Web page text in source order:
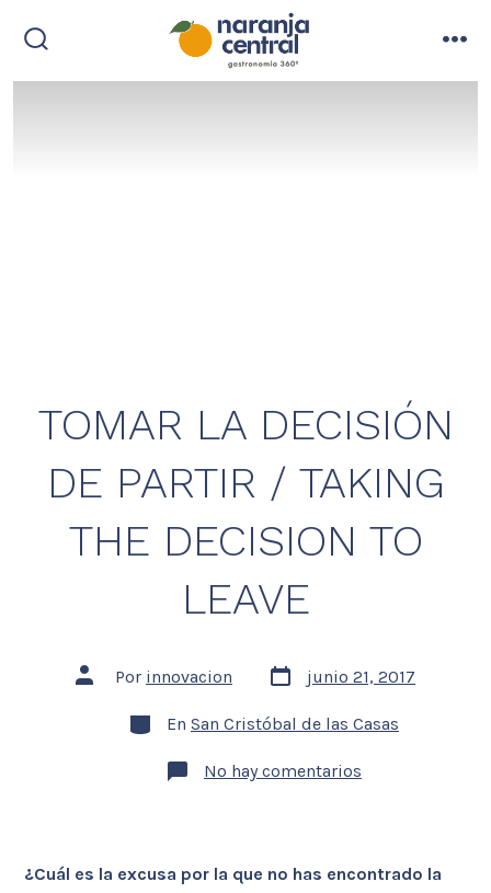
al
la
TOMAR LA DECISIÓN
DE PARTIR / TAKING
THE DECISION TO
LEAVE
Autor
de
Por innovacion
Fecha
de
entrada
junio 21, 2017
Categorías
En San Cristóbal de las Casas
No hay comentarios
/
¿Cuál es la excusa por la que no has encontrado la